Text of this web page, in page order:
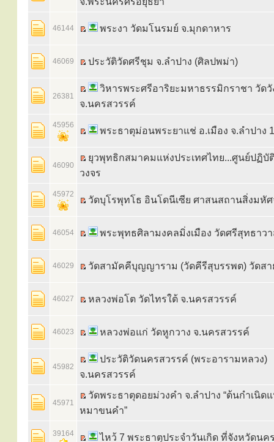
46144 พระงา วัดมโนรมย์ จ.มุกดาหาร
46069 ประวัติวัดศรีชุม จ.ลำปาง (ศิลปพม่า)
26381
วิหารพระศรีอาริยะมหาธรรมิกราชา วัด
จ.นครสวรรค์
45956
พระธาตุม่อนพระยาแช่ อ.เมือง จ.ลำปาง
46090
ยุวพุทธิกสมาคมแห่งประเทศไทย...ศูนย์ปฏิบั
วงจร
45972
วัดบุโรพุทโธ อินโดนีเซีย ศาสนสถานสิ่งมหัศ
46054 พระพุทธศิลามงคลมิ่งเมือง วัดศรีสุทธาวา
46029 วัดสามัคคีบุญญาราม (วัดคีรีสุบรรพต) วัดส
46027 หลวงพ่อโต วัดไทรใต้ จ.นครสวรรค์
46023 หลวงพ่อแก่ วัดหูกวาง จ.นครสวรรค์
45982
ประวัติวัดนครสวรรค์ (พระอารามหลวง)
จ.นครสวรรค์
45971
วัดพระธาตุดอยม่วงคำ จ.ลำปาง “ต้นกำเนิด
หมาขนคำ”
39164 ไหว้ 7 พระธาตุประจำวันเกิด ที่จังหวัดน